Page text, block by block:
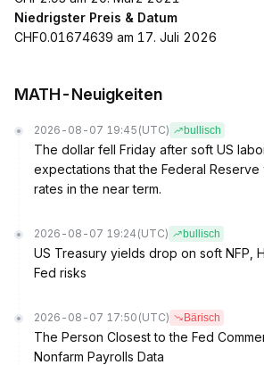
Niedrigster Preis & Datum
CHF0.01674639 am 17. Juli 2026
MATH-Neuigkeiten
2026-08-07 19:45 (UTC) bullisch
The dollar fell Friday after soft US
expectations that the Federal Reserve
rates in the near term.
2026-08-07 19:24 (UTC) bullisch
US Treasury yields drop on soft NFP,
Fed risks
2026-08-07 17:50 (UTC) Bärisch
The Person Closest to the Fed
Nonfarm Payrolls Data